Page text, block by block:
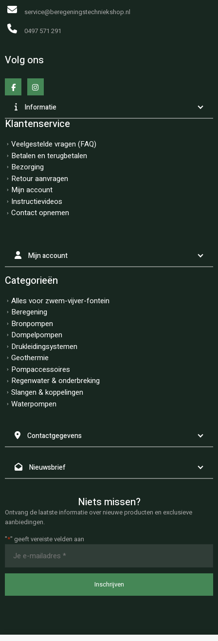
service@beregeningstechniekshop.nl
0497 571 291
Volg ons
Informatie
Klantenservice
Veelgestelde vragen (FAQ)
Betalen en terugbetalen
Bezorging
Retour aanvragen
Mijn account
Instructievideos
Contact opnemen
Mijn account
Categorieën
Alles voor zwem-vijver-fontein
Beregening
Bronpompen
Dompelpompen
Drukleidingsystemen
Geothermie
Pompaccessoires
Regenwater & onderbreking
Slangen & koppelingen
Waterpompen
Contactgegevens
Nieuwsbrief
Niets missen?
Ontvang de laatste informatie over nieuwe producten en exclusieve
aanbiedingen.
"*" geeft vereiste velden aan
mailadres
*